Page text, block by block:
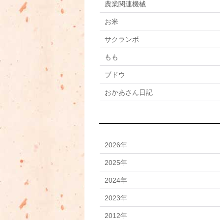
農業関連機械
お米
サクランボ
もも
ブドウ
おかあさん日記
2026年
2025年
2024年
2023年
2012年